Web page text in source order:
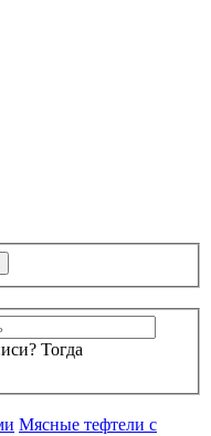
Тогда
Мясные тефтели с